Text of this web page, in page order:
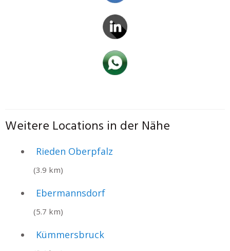
Weitere Locations in der Nähe
Rieden Oberpfalz
(3.9 km)
Ebermannsdorf
(5.7 km)
Kümmersbruck